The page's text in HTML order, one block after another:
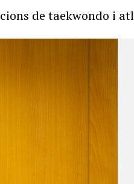
de taekwondo i